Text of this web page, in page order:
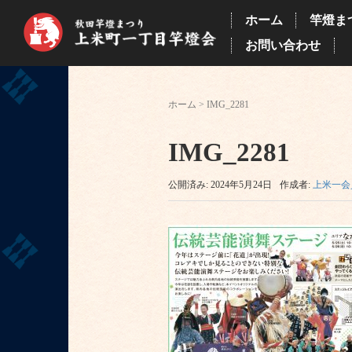
ホーム
竿燈ま
お問い合わせ
ホーム >IMG_2281
IMG_2281
公開済み: 2024年5月24日 作成者:上米一